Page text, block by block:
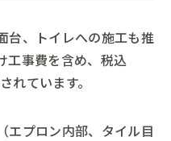
台、トイレへの施工も推
工事費を含め、税込
れています。
エプロン内部、タイル目